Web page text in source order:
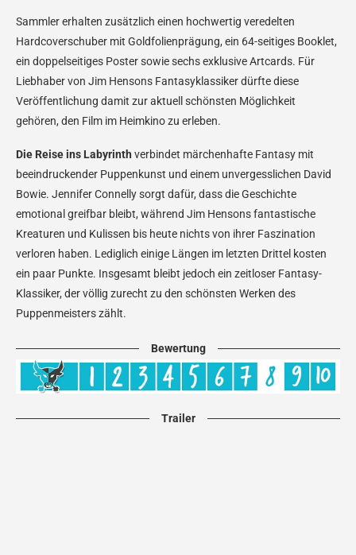
Sammler erhalten zusätzlich einen hochwertig veredelten
Hardcoverschuber mit Goldfolienprägung, ein 64-seitiges Booklet,
ein doppelseitiges Poster sowie sechs exklusive Artcards. Für
Liebhaber von Jim Hensons Fantasyklassiker dürfte diese
Veröffentlichung damit zur aktuell schönsten Möglichkeit
gehören, den Film im Heimkino zu erleben.
Die Reise ins Labyrinth verbindet märchenhafte Fantasy mit
beeindruckender Puppenkunst und einem unvergesslichen David
Bowie. Jennifer Connelly sorgt dafür, dass die Geschichte
emotional greifbar bleibt, während Jim Hensons fantastische
Kreaturen und Kulissen bis heute nichts von ihrer Faszination
verloren haben. Lediglich einige Längen im letzten Drittel kosten
ein paar Punkte. Insgesamt bleibt jedoch ein zeitloser Fantasy-
Klassiker, der völlig zurecht zu den schönsten Werken des
Puppenmeisters zählt.
Bewertung
Trailer